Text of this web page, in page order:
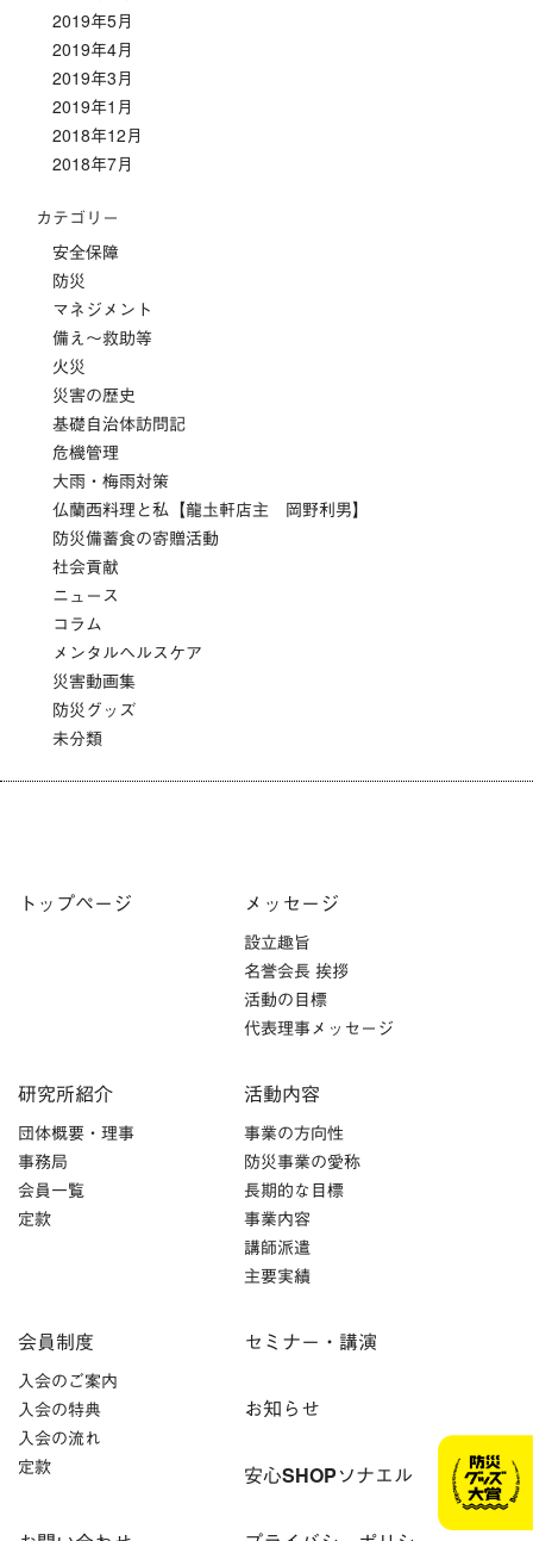
2019年5月
2019年4月
2019年3月
2019年1月
2018年12月
2018年7月
カテゴリー
安全保障
防災
マネジメント
備え～救助等
火災
災害の歴史
基礎自治体訪問記
危機管理
大雨・梅雨対策
仏蘭西料理と私【龍圡軒店主 岡野利男】
防災備蓄食の寄贈活動
社会貢献
ニュース
コラム
メンタルヘルスケア
災害動画集
防災グッズ
未分類
トップページ メッセージ
設立趣旨
名誉会長 挨拶
活動の目標
代表理事メッセージ
研究所紹介
団体概要・理事
事務局
会員一覧
定款
活動内容
事業の方向性
防災事業の愛称
長期的な目標
事業内容
講師派遣
主要実績
会員制度
入会のご案内
入会の特典
入会の流れ
定款
セミナー・講演
お知らせ
安心SHOPソナエル